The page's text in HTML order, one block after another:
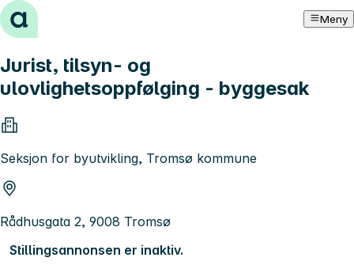
Hopp til innhold Meny
Jurist, tilsyn- og
ulovlighetsoppfølging - byggesak
Seksjon for byutvikling, Tromsø kommune
Rådhusgata 2, 9008 Tromsø
Stillingsannonsen er inaktiv.